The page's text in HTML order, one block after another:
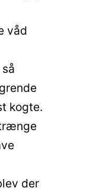
våd
kogte.
der